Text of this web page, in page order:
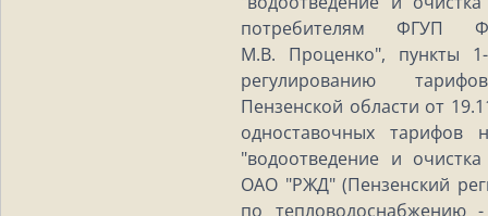
потребителям
М.В. Проценко", пункты
регулированию
Пензенской области от
одноставочных тарифов
"водоотведение и
ОАО "РЖД" (Пензенский
по тепловодоснабжению -